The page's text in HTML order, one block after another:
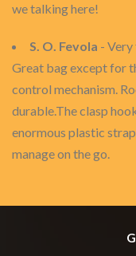
we talking here!
S. O. Fevola -
Great bag except for
control mechanism.
durable.The clasp
enormous plastic
manage on the go.